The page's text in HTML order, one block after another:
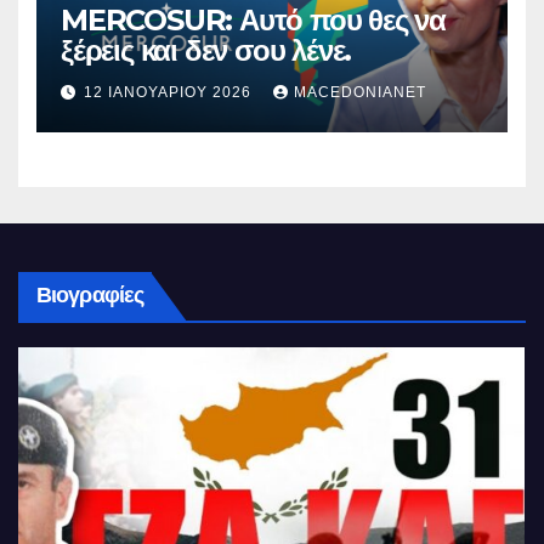
MERCOSUR: Αυτό που θες να
ξέρεις και δεν σου λένε.
12 ΙΑΝΟΥΑΡΊΟΥ 2026 MACEDONIANET
Βιογραφίες